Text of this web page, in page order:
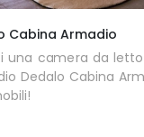
Cabina Armadio
una camera da
Dedalo Cabina